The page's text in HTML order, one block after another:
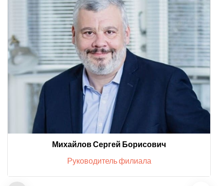
Михайлов Сергей Борисович
Руководитель филиала